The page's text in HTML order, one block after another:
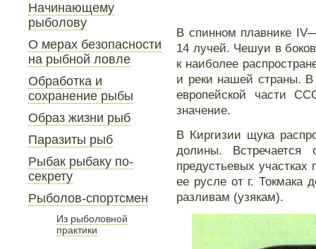
Начинающему
рыболову
О мерах безопасности
на рыбной ловле
Обработка и
сохранение рыбы
Образ жизни рыб
Паразиты рыб
Рыбак рыбаку по-
секрету
Рыболов-спортсмен
Из рыболовной
практики
В спинном плавнике
14 лучей. Чешуи в
к наиболее
и реки нашей страны.
европейской части
значение.
В Киргизии щука
долины.
предустьевых
ее русле от г. Токмака
разливам (узякам).